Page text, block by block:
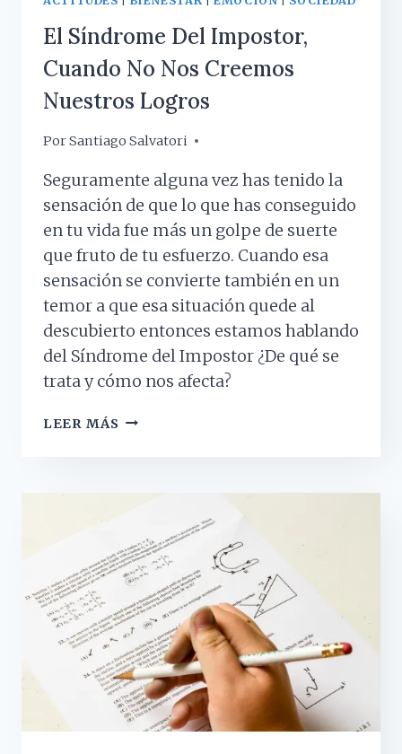
El Síndrome Del Impostor,
Cuando No Nos Creemos
Nuestros Logros
PorSantiago Salvatori
18 junio, 2019
Seguramente alguna vez has tenido la
sensación de que lo que has conseguido
en tu vida fue más un golpe de suerte
que fruto de tu esfuerzo. Cuando esa
sensación se convierte también en un
temor a que esa situación quede al
descubierto entonces estamos hablando
del Síndrome del Impostor ¿De qué se
trata y cómo nos afecta?
LEER MÁS EL
NOS
CREEMOS
NUESTROS
LOGROS